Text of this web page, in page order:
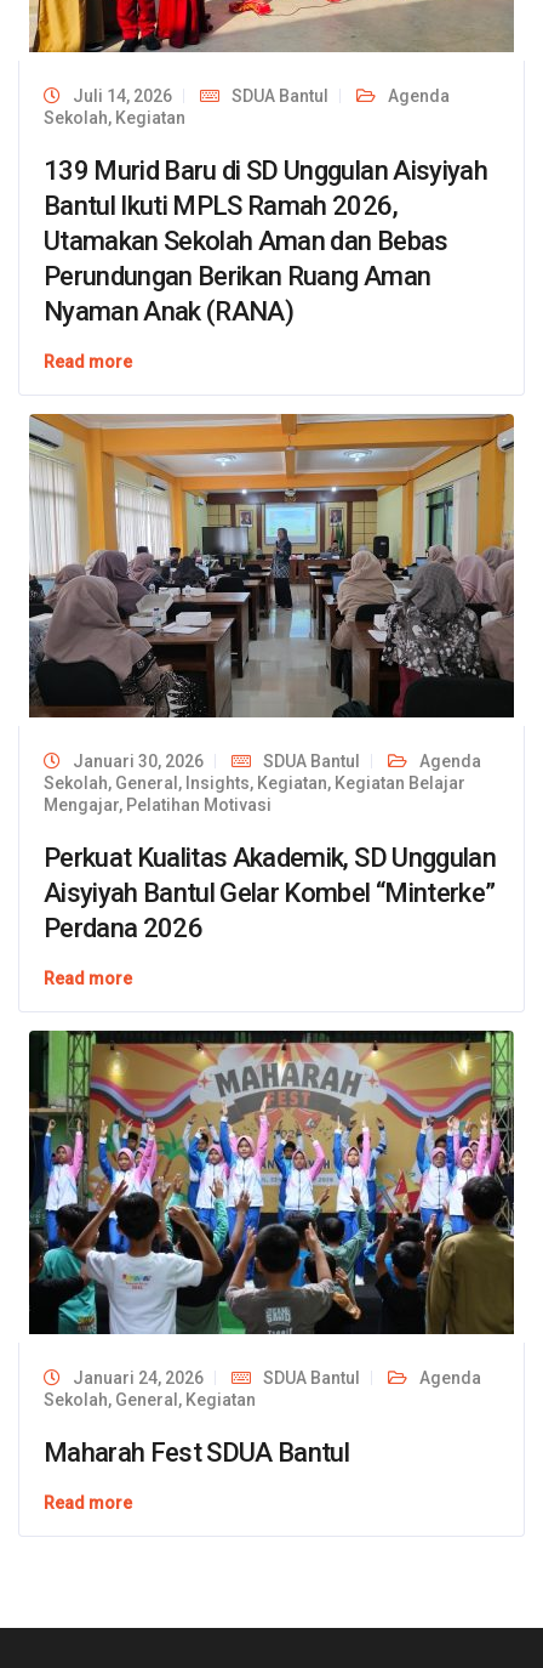
Juli 14, 2026 SDUA Bantul
Agenda
Sekolah, Kegiatan
139 Murid Baru di SD Unggulan Aisyiyah
Bantul Ikuti MPLS Ramah 2026,
Utamakan Sekolah Aman dan Bebas
Perundungan Berikan Ruang Aman
Nyaman Anak (RANA)
Read more
Januari 30, 2026 SDUA Bantul
Agenda
Sekolah, General , Insights, Kegiatan, Kegiatan Belajar
Mengajar, Pelatihan Motivasi
Perkuat Kualitas Akademik, SD Unggulan
Aisyiyah Bantul Gelar Kombel “Minterke”
Perdana 2026
Read more
Januari 24, 2026 SDUA Bantul
Agenda
Sekolah, General , Kegiatan
Maharah Fest SDUA Bantul
Read more